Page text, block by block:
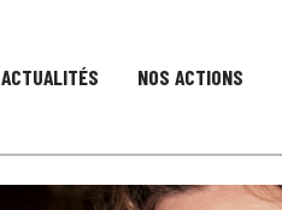
ACTUALITÉS NOS ACTIONS